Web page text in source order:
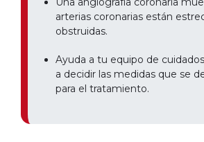
arterias coronarias están
obstruidas.
Ayuda a tu equipo de
a decidir las medidas que se
para el tratamiento.